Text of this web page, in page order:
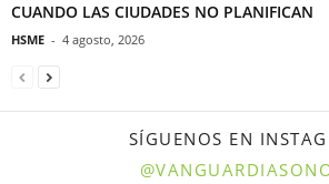
CUANDO LAS CIUDADES NO PLANIFICAN
HSME - 4 agosto, 2026
SÍGUENOS EN